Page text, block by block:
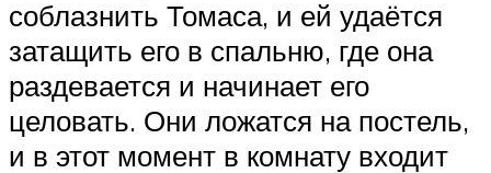
соблазнить Томаса, и ей удаётся
затащить его в спальню, где она
раздевается и начинает его
целовать. Они ложатся на постель,
и в этот момент в комнату входит